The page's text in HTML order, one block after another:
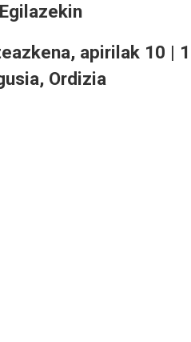
apirilak 10 |
Ordizia